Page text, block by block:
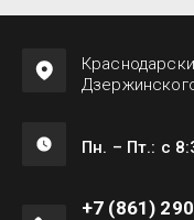
Пн. – Пт.: с
+7 (861)